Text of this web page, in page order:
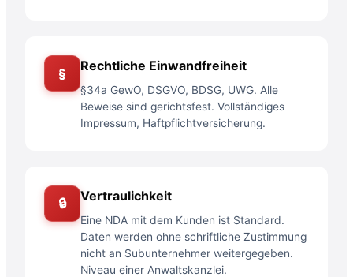
§ Rechtliche Einwandfreiheit
§34a GewO, DSGVO, BDSG, UWG. Alle
Beweise sind gerichtsfest. Vollständiges
Impressum, Haftpflichtversicherung.
🔒 Vertraulichkeit
Eine NDA mit dem Kunden ist Standard.
Daten werden ohne schriftliche Zustimmung
nicht an Subunternehmer weitergegeben.
Niveau einer Anwaltskanzlei.